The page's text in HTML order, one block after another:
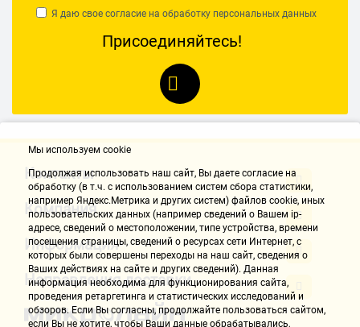
Я даю свое согласие на обработку персональных данных
Присоединяйтесь!
Контакты
Компания
Информация
Направления доставки
Мы используем cookie
Продолжая использовать наш cайт, Вы даете согласие на
обработку (в т.ч. с использованием систем сбора статистики,
например Яндекс.Метрика и других систем) файлов cookie, иных
пользовательских данных (например сведений о Вашем ip-
адресе, сведений о местоположении, типе устройства, времени
посещения страницы, сведений о ресурсах сети Интернет, с
которых были совершены переходы на наш сайт, сведения о
Ваших действиях на сайте и других сведений). Данная
информация необходима для функционирования сайта,
проведения ретаргетинга и статистических исследований и
обзоров. Если Вы согласны, продолжайте пользоваться сайтом,
если Вы не хотите, чтобы Ваши данные обрабатывались,